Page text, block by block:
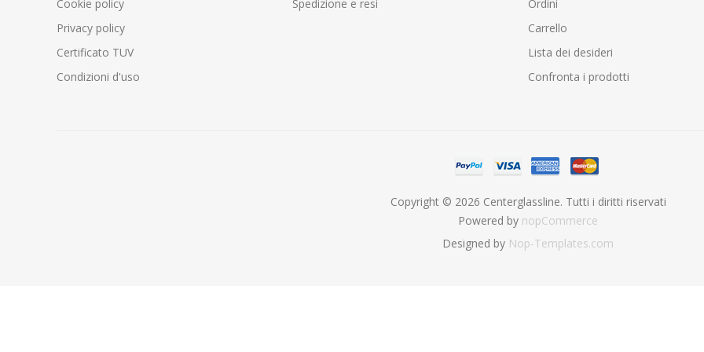
Cookie policy
Privacy policy
Certificato TUV
Condizioni d'uso
Spedizione e resi
Ordini
Carrello
Lista dei desideri
Confronta i prodotti
Copyright © 2026 Centerglassline. Tutti i diritti riservati
Powered by nopCommerce
Designed by Nop-Templates.com